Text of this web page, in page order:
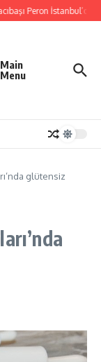
Peron İstanbul’da
Main
Menu
glütensiz